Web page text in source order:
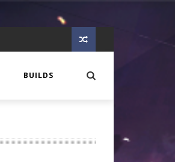
BUILDS